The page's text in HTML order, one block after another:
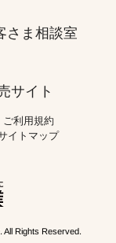
さま相談室
サイト
ご利用規約
イトマップ
All Rights Reserved.